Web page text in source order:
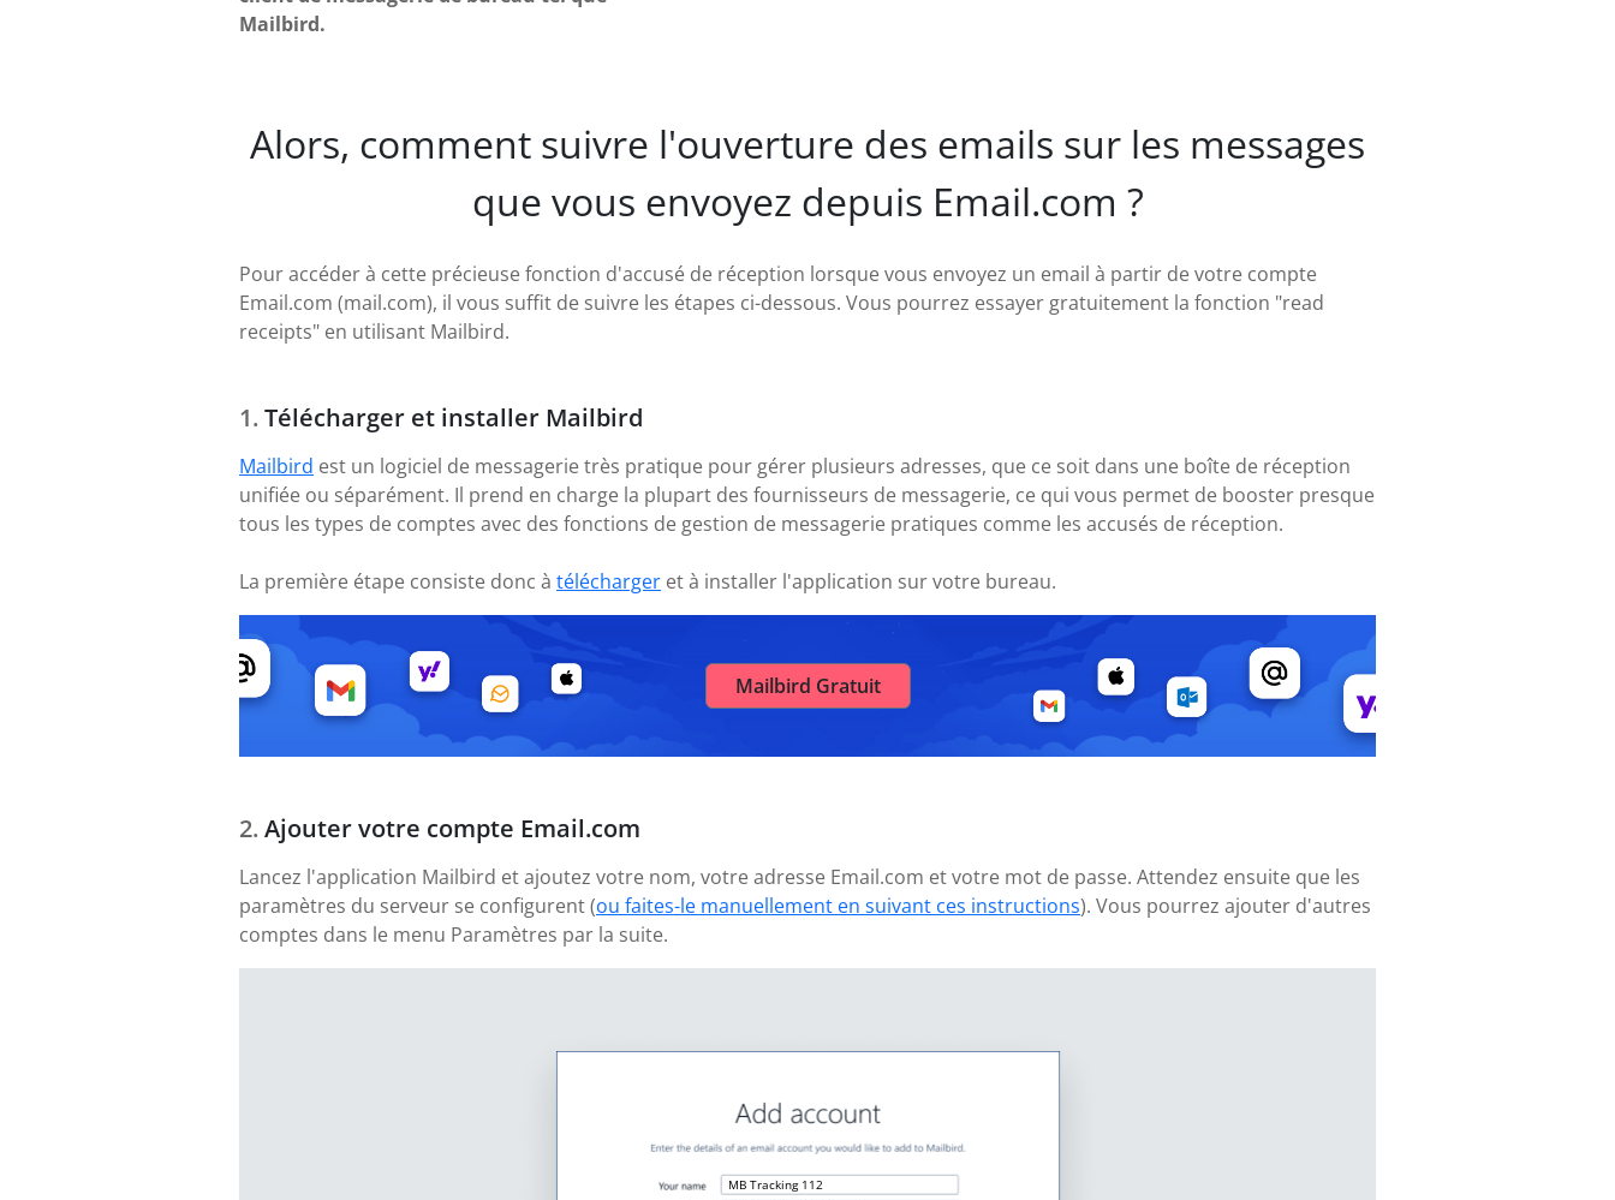
Mailbird.
Alors, comment suivre l'ouverture des emails sur les messages
que vous envoyez depuis Email.com ?
Pour accéder à cette précieuse fonction d'accusé de réception lorsque vous envoyez un email à partir de votre compte
Email.com (mail.com), il vous suffit de suivre les étapes ci-dessous. Vous pourrez essayer gratuitement la fonction "read
receipts" en utilisant Mailbird.
Télécharger et installer Mailbird
Mailbird est un logiciel de messagerie très pratique pour gérer plusieurs adresses, que ce soit dans une boîte de réception
unifiée ou séparément. Il prend en charge la plupart des fournisseurs de messagerie, ce qui vous permet de booster presque
tous les types de comptes avec des fonctions de gestion de messagerie pratiques comme les accusés de réception.
La première étape consiste donc à télécharger et à installer l'application sur votre bureau.
Mailbird Gratuit
Ajouter votre compte Email.com
Lancez l'application Mailbird et ajoutez votre nom, votre adresse Email.com et votre mot de passe. Attendez ensuite que les
paramètres du serveur se configurent (ou faites-le manuellement en suivant ces instructions). Vous pourrez ajouter d'autres
comptes dans le menu Paramètres par la suite.
MB Tracking 112